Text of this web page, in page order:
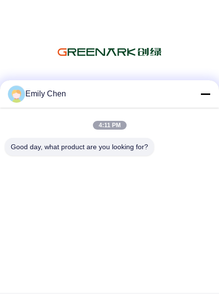
Emily Chen
4:11 PM
Good day, what product are you looking for?